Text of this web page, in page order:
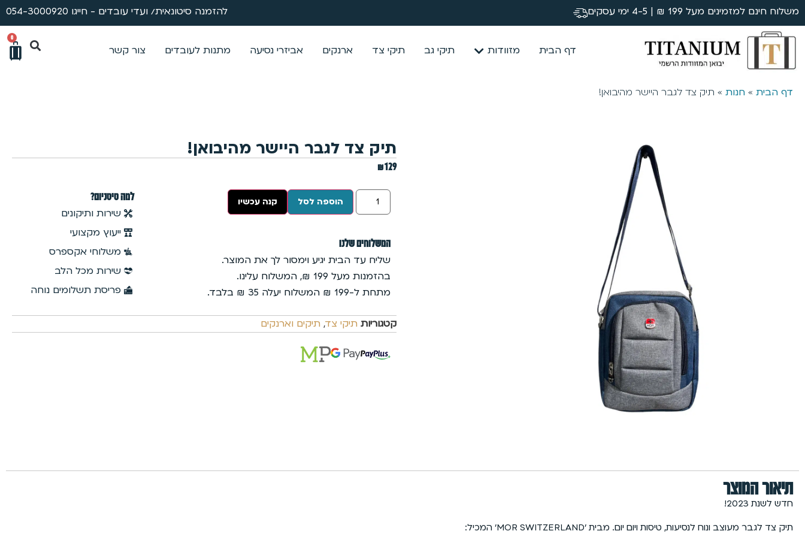
משלוח חינם למזמינים מעל 199 ₪ | 4-5 ימי עסקים להזמנה סיטונאית/ ועדי עובדים - חייגו 054-3000920
דף הבית מזוודות תיקי גב תיקי צד ארנקים אביזרי נסיעה מתנות לעובדים צור קשר
0
דף הבית » חנות » תיק צד לגבר היישר מהיבואן!
תיק צד לגבר היישר מהיבואן!
₪129
הוספה לסל קנה עכשיו
המשלוחים שלנו
שליח עד הבית יגיע וימסור לך את המוצר.
בהזמנות מעל 199 ₪, המשלוח עלינו.
מתחת ל-199 ₪ המשלוח יעלה 35 ₪ בלבד.
למה טיטניום?
שירות ותיקונים
ייעוץ מקצועי
משלוחי אקספרס
שירות מכל הלב
פריסת תשלומים נוחה
קטגוריות תיקי צד, תיקים וארנקים
תיאור המוצר
חדש לשנת 2023!
תיק צד לגבר מעוצב ונוח לנסיעות, טיסות ויום יום. מבית ׳MOR SWITZERLAND׳ המכיל: